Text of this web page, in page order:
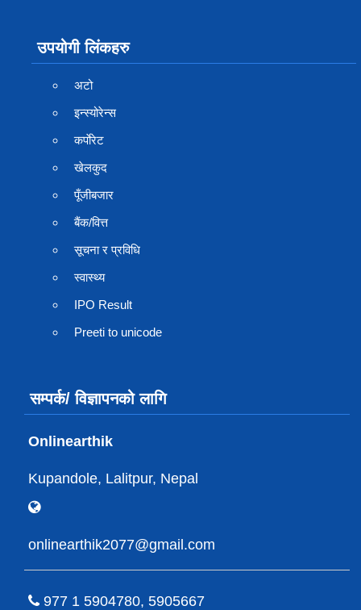
उपयोगी लिंकहरु
अटो
इन्स्योरेन्स
कर्पाेरेट
खेलकुद
पूँजीबजार
बैंक/वित्त
सूचना र प्रविधि
स्वास्थ्य
IPO Result
Preeti to unicode
सम्पर्क/ विज्ञापनको लागि
Onlinearthik
Kupandole, Lalitpur, Nepal
onlinearthik2077@gmail.com
977 1 5904780, 5905667